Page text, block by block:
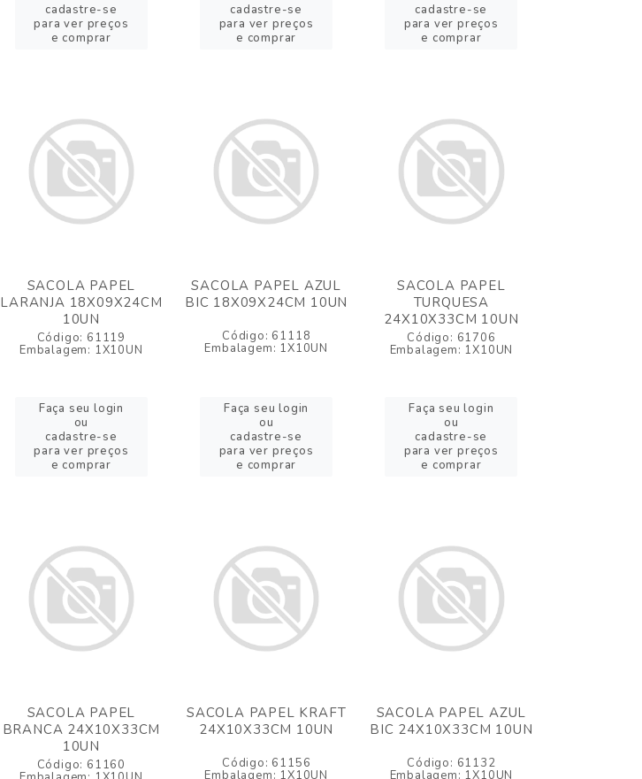
cadastre-se
para ver preços
e comprar
cadastre-se
para ver preços
e comprar
cadastre-se
para ver preços
e comprar
SACOLA PAPEL
LARANJA 18X09X24CM
10UN
Código: 61119
Embalagem: 1X10UN
Faça seu login
ou
cadastre-se
para ver preços
e comprar
SACOLA PAPEL AZUL
BIC 18X09X24CM 10UN
Código: 61118
Embalagem: 1X10UN
Faça seu login
ou
cadastre-se
para ver preços
e comprar
SACOLA PAPEL
TURQUESA
24X10X33CM 10UN
Código: 61706
Embalagem: 1X10UN
Faça seu login
ou
cadastre-se
para ver preços
e comprar
SACOLA PAPEL
BRANCA 24X10X33CM
10UN
Código: 61160
SACOLA PAPEL KRAFT
24X10X33CM 10UN
Código: 61156
Embalagem: 1X10UN
SACOLA PAPEL AZUL
BIC 24X10X33CM 10UN
Código: 61132
Embalagem: 1X10UN